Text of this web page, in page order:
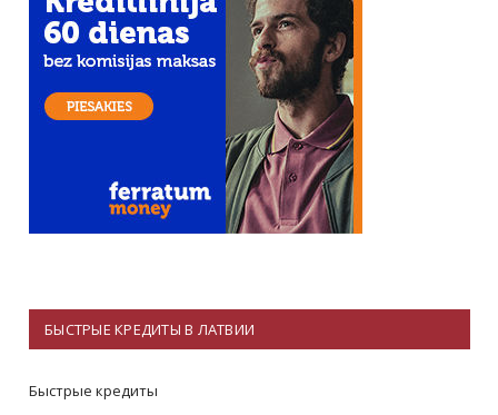
БЫСТРЫЕ КРЕДИТЫ В ЛАТВИИ
Быстрые кредиты